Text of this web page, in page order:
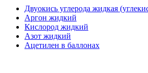
Двуокись углерода жидкая
Аргон жидкий
Кислород жидкий
Азот жидкий
Ацетилен в баллонах